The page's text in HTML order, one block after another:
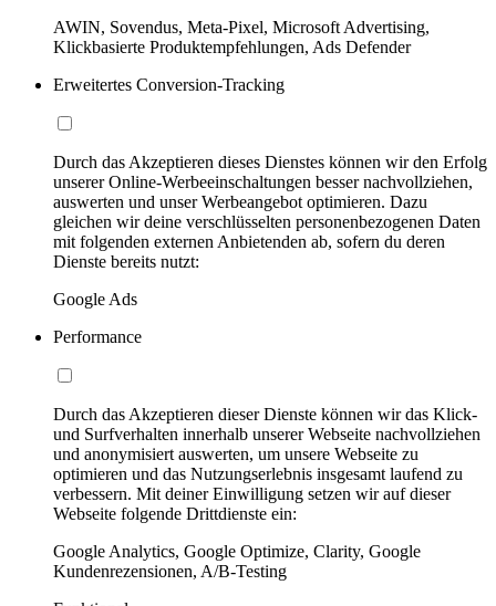
AWIN, Sovendus, Meta-Pixel, Microsoft Advertising,
Klickbasierte Produktempfehlungen, Ads Defender
Erweitertes Conversion-Tracking
Durch das Akzeptieren dieses Dienstes können wir den Erfolg
unserer Online-Werbeeinschaltungen besser nachvollziehen,
auswerten und unser Werbeangebot optimieren. Dazu
gleichen wir deine verschlüsselten personenbezogenen Daten
mit folgenden externen Anbietenden ab, sofern du deren
Dienste bereits nutzt:
Google Ads
Performance
Durch das Akzeptieren dieser Dienste können wir das Klick-
und Surfverhalten innerhalb unserer Webseite nachvollziehen
und anonymisiert auswerten, um unsere Webseite zu
optimieren und das Nutzungserlebnis insgesamt laufend zu
verbessern. Mit deiner Einwilligung setzen wir auf dieser
Webseite folgende Drittdienste ein:
Google Analytics, Google Optimize, Clarity, Google
Kundenrezensionen, A/B-Testing